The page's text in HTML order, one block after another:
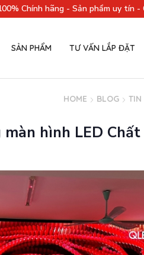
Chính hãng - Sản phẩm uy tín
SẢN PHẨM TƯ VẤN LẮP ĐẶT
HOME BLOG TIN
hình LED